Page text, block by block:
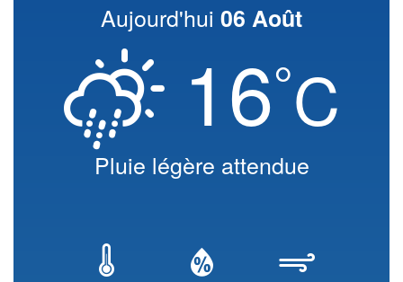
Aujourd'hui 06 Août
16°C
Pluie légère attendue